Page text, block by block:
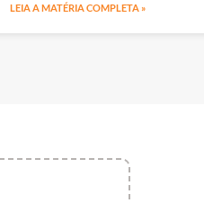
LEIA A MATÉRIA COMPLETA »